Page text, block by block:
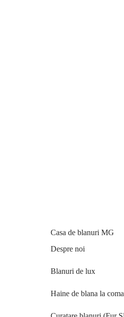
Casa de blanuri MG
Despre noi
Blanuri de lux
Haine de blana la